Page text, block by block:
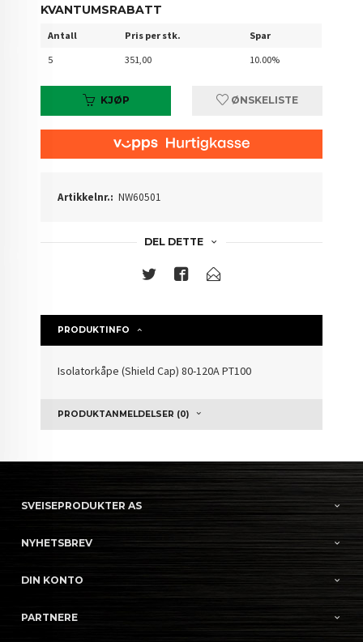
KVANTUMSRABATT
Antall Pris per stk.
Spar
5
351,00 10.00%
KJØP ØNSKELISTE
Artikkelnr.: NW60501
DEL DETTE
PRODUKTINFO
Isolatorkåpe (Shield Cap) 80-120A PT100
PRODUKTANMELDELSER (0)
SVEISEPRODUKTER AS
NYHETSBREV
DIN KONTO
PARTNERE